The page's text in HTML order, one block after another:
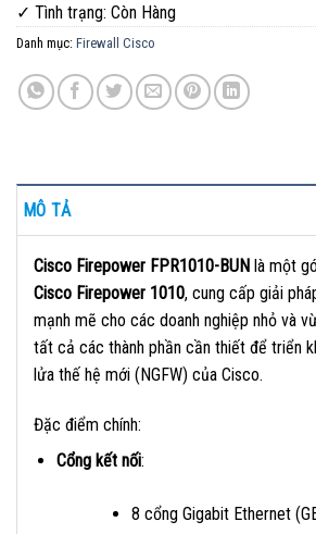
✓ Tình trạng: Còn Hàng
Danh mục: Firewall Cisco
MÔ TẢ
Cisco Firepower FPR1010-BUN là một
Cisco Firepower 1010, cung cấp giải
mạnh mẽ cho các doanh nghiệp nhỏ và
tất cả các thành phần cần thiết để triển
lửa thế hệ mới (NGFW) của Cisco.
Đặc điểm chính:
Cổng kết nối:
8 cổng Gigabit Ethernet